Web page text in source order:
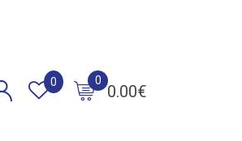
0.00€
0
0